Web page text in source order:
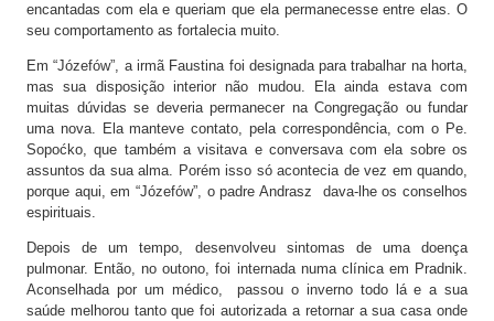
encantadas com ela e queriam que ela permanecesse entre elas. O
seu comportamento as fortalecia muito.
Em “Józefów”, a irmã Faustina foi designada para trabalhar na horta,
mas sua disposição interior não mudou. Ela ainda estava com
muitas dúvidas se deveria permanecer na Congregação ou fundar
uma nova. Ela manteve contato, pela correspondência, com o Pe.
Sopoćko, que também a visitava e conversava com ela sobre os
assuntos da sua alma. Porém isso só acontecia de vez em quando,
porque aqui, em “Józefów”, o padre Andrasz dava-lhe os conselhos
espirituais.
Depois de um tempo, desenvolveu sintomas de uma doença
pulmonar. Então, no outono, foi internada numa clínica em Pradnik.
Aconselhada por um médico, passou o inverno todo lá e a sua
saúde melhorou tanto que foi autorizada a retornar a sua casa onde